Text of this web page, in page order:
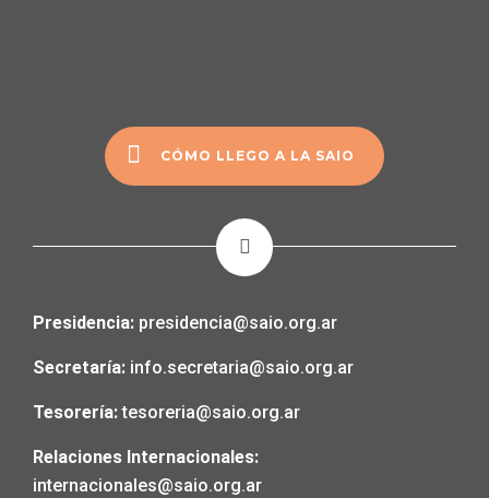
CÓMO LLEGO A LA SAIO
Presidencia: presidencia@saio.org.ar
Secretaría: info.secretaria@saio.org.ar
Tesorería:tesoreria@saio.org.ar
Relaciones Internacionales:
internacionales@saio.org.ar